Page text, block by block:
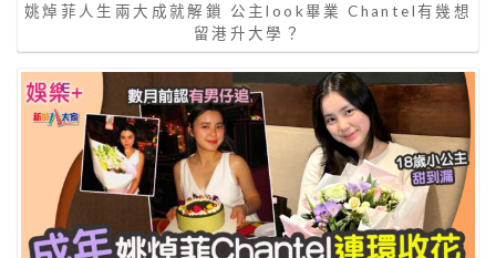
姚焯菲人生兩大成就解鎖 公主look畢業 Chantel有幾想
留港升大學？